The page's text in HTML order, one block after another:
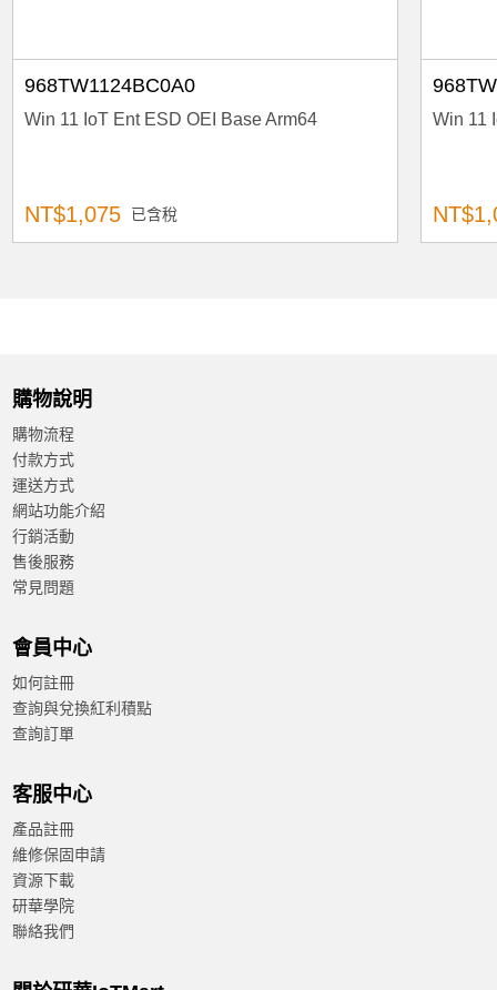
968TW1124BC0A0
Win 11 IoT Ent ESD OEI Base Arm64
NT$1,075 已含稅
Win 11
購物說明
購物流程
付款方式
運送方式
網站功能介紹
行銷活動
售後服務
常見問題
會員中心
如何註冊
查詢與兌換紅利積點
查詢訂單
客服中心
產品註冊
維修保固申請
資源下載
研華學院
聯絡我們